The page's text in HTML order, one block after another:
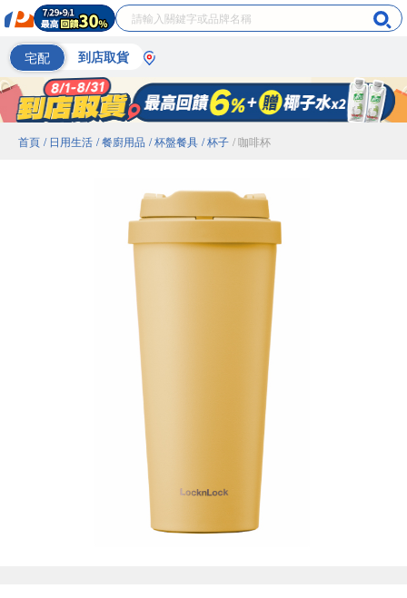
宅配 到店取貨
首頁 / 日用生活 / 餐廚用品 / 杯盤餐具 / 杯子 / 咖啡杯